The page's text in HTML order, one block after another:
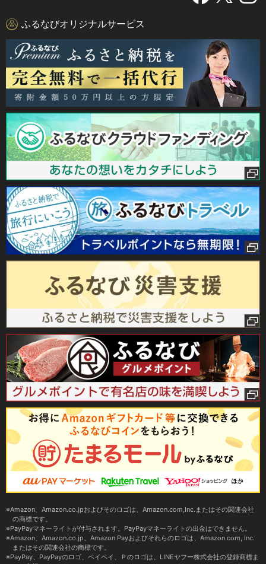
ふるなびオリジナルサービス
Amazon、Amazon.co.jpおよびそのロゴは、Amazon.com,Inc.またはその関連会社
の商標です。
PayPayマネーライトが付与されます。PayPayマネーライトの出金はできません。
Amazon、Amazon.co.jp、Amazon Payおよびそれらのロゴは、Amazon.com, Inc.
またはその関連会社の商標です。
PayPay、PayPayのロゴ、ペイペイ、Ｐのロゴは、LINEヤフー株式会社の登録商標ま